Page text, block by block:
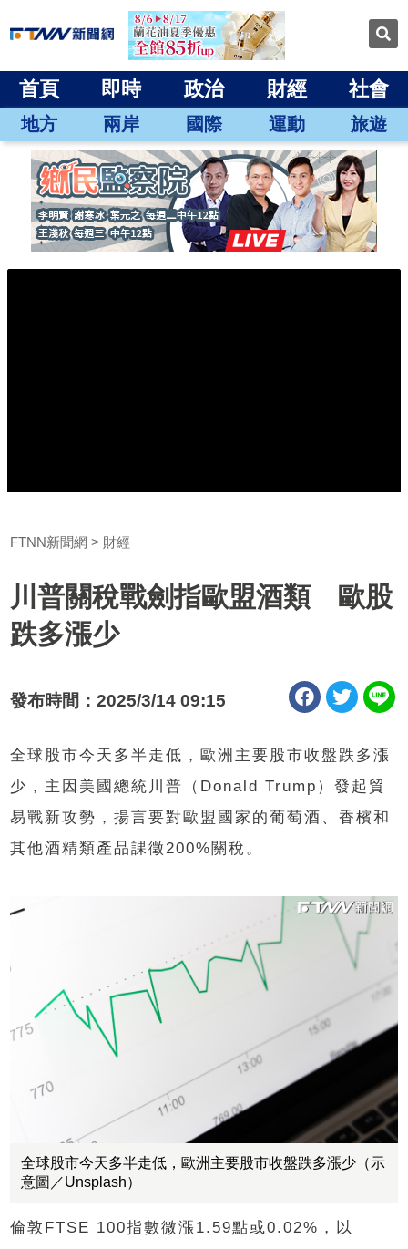
首頁 即時 政治 財經 社會
地方 兩岸 國際 運動 旅遊
FTNN新聞網 財經
川普關稅戰劍指歐盟酒類 歐股
跌多漲少
發布時間：2025/3/14 09:15
全球股市今天多半走低，歐洲主要股市收盤跌多漲
少，主因美國總統川普（Donald Trump）發起貿
易戰新攻勢，揚言要對歐盟國家的葡萄酒、香檳和
其他酒精類產品課徵200%關稅。
全球股市今天多半走低，歐洲主要股市收盤跌多漲少（示
意圖／Unsplash）
倫敦FTSE 100指數微漲1.59點或0.02%，以